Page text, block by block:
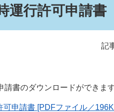
運行許可申請書
記
請書のダウンロードができます
可申請書 [PDFファイル／